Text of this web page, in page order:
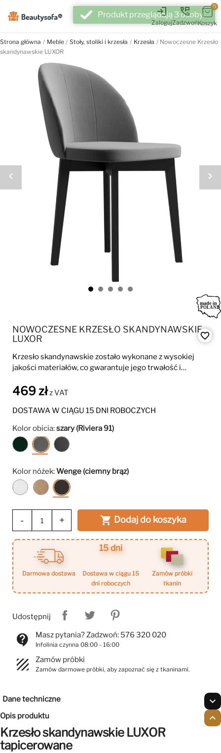
login
Zaloguj
perm_phone_msg
Zadzwoń
0
Koszyk
Strona główna Meble Stoły, stoliki i krzesła Krzesła
Nowoczesne Krzesło
skandynawskie LUXOR
NOWOCZESNE KRZESŁO SKANDYNAWSKIE
LUXOR
Krzesło skandynawskie zostało wykonane z wysokiej
jakości materiałów, co gwarantuje jego trwałość i
siedzenia.
469 złz VAT
DOSTAWA W CIĄGU 15 DNI ROBOCZYCH
Kolor obicia:szary (Riviera 91)
ciemny
zielony
38)
szary
(Riviera
szary
(Riviera
Kolor nóżek:Wenge (ciemny brąz)
Biały
Buk
(jasne
Wenge
(ciemny
- +  Dodaj do koszyka
darmowa dostawa
15 dni
dostawa w ciągu 15
dni roboczych
zamów próbki
tkanin
Udostępnij
favorite_border
contact_support Masz pytania? Zadzwoń: 576 320 020
Infolinia czynna 08:00 - 16:00
texture Zamów próbki
Zamów darmowe próbki, aby zapoznać się z tkaninami.
Dane techniczne expand_more
Opis produktu expand_less
Krzesło skandynawskie LUXOR
tapicerowane